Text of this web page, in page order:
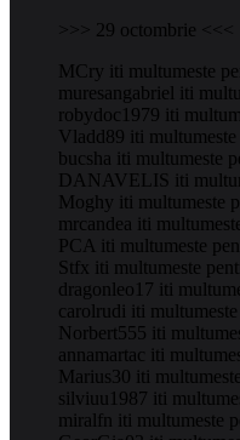
>>> 29 octombrie <<<
MCry iti multumeste
muresangabriel iti
robydoc1979 iti
Vladd89 iti
bucsha iti multumeste
DANAVELIS iti
Moghy iti multumeste
mrcandea iti
PCA iti multumeste
Stfx iti multumeste
dragonleo17 iti
carolrudi iti
Norbert555 iti
annamartac iti
Marius30 iti
silviuu1987 iti
miralfn iti multumeste